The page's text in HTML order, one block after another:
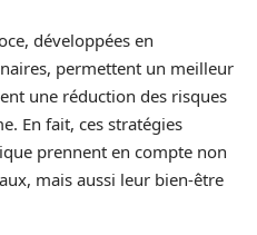
développées en
permettent un meilleur
une réduction des risques
En fait, ces stratégies
prennent en compte non
mais aussi leur bien-être